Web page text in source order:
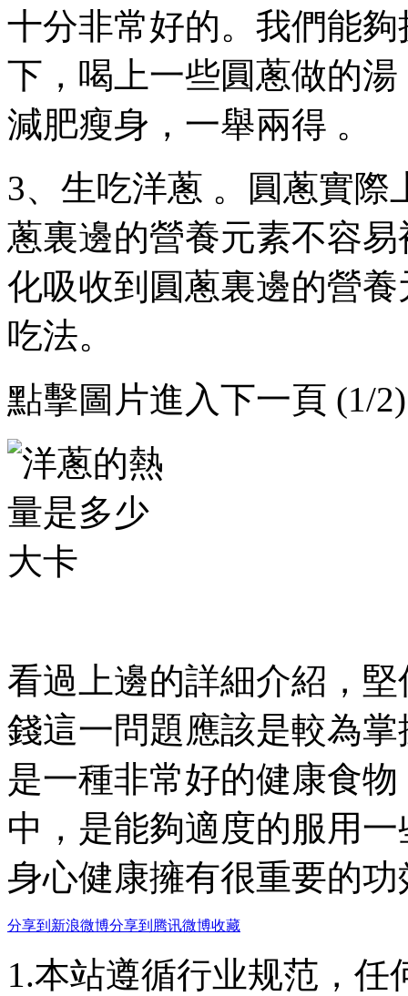
十分非常好的。我們
下，喝上一些圓蔥做的
減肥瘦身，一舉兩得 。
3、生吃洋蔥 。圓蔥
蔥裏邊的營養元素不容易
化吸收到圓蔥裏邊的營養元
吃法 。
點擊圖片進入下一頁 (1/2)
看過上邊的詳細介紹
錢這一問題應該是較為掌握
是一種非常好的健康食物
中，是能夠適度的服用
身心健康擁有很重要的功效
分享到新浪微博分享到腾讯微博收藏
1.本站遵循行业规范，